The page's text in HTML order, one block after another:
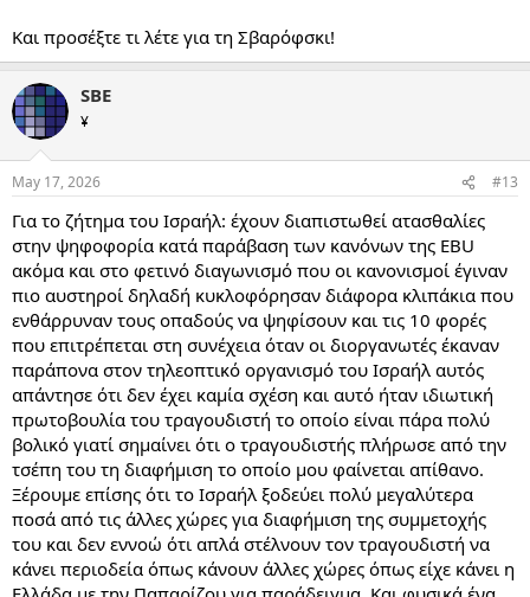
Και προσέξτε τι λέτε για τη Σβαρόφσκι!
SBE
¥
May 17, 2026 #13
Για το ζήτημα του Ισραήλ: έχουν διαπιστωθεί ατασθαλίες
στην ψηφοφορία κατά παράβαση των κανόνων της EBU
ακόμα και στο φετινό διαγωνισμό που οι κανονισμοί έγιναν
πιο αυστηροί δηλαδή κυκλοφόρησαν διάφορα κλιπάκια που
ενθάρρυναν τους οπαδούς να ψηφίσουν και τις 10 φορές
που επιτρέπεται στη συνέχεια όταν οι διοργανωτές έκαναν
παράπονα στον τηλεοπτικό οργανισμό του Ισραήλ αυτός
απάντησε ότι δεν έχει καμία σχέση και αυτό ήταν ιδιωτική
πρωτοβουλία του τραγουδιστή το οποίο είναι πάρα πολύ
βολικό γιατί σημαίνει ότι ο τραγουδιστής πλήρωσε από την
τσέπη του τη διαφήμιση το οποίο μου φαίνεται απίθανο.
Ξέρουμε επίσης ότι το Ισραήλ ξοδεύει πολύ μεγαλύτερα
ποσά από τις άλλες χώρες για διαφήμιση της συμμετοχής
του και δεν εννοώ ότι απλά στέλνουν τον τραγουδιστή να
κάνει περιοδεία όπως κάνουν άλλες χώρες όπως είχε κάνει η